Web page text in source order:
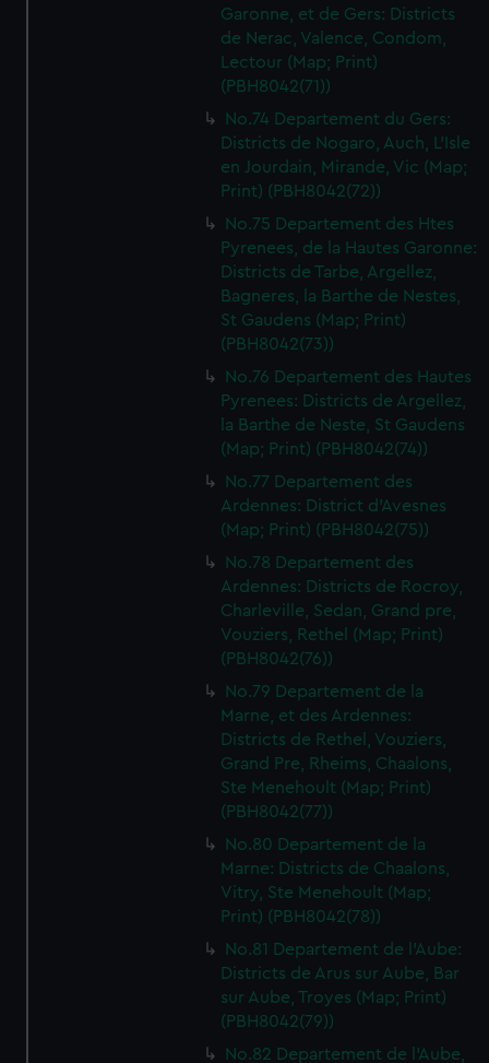
Garonne, et de Gers: Districts
de Nerac, Valence, Condom,
Lectour (Map; Print)
(PBH8042(71))
No.74 Departement du Gers:
Districts de Nogaro, Auch, L'Isle
en Jourdain, Mirande, Vic (Map;
Print) (PBH8042(72))
No.75 Departement des Htes
Pyrenees, de la Hautes Garonne:
Districts de Tarbe, Argellez,
Bagneres, la Barthe de Nestes,
St Gaudens (Map; Print)
(PBH8042(73))
No.76 Departement des Hautes
Pyrenees: Districts de Argellez,
la Barthe de Neste, St Gaudens
(Map; Print) (PBH8042(74))
No.77 Departement des
Ardennes: District d'Avesnes
(Map; Print) (PBH8042(75))
No.78 Departement des
Ardennes: Districts de Rocroy,
Charleville, Sedan, Grand pre,
Vouziers, Rethel (Map; Print)
(PBH8042(76))
No.79 Departement de la
Marne, et des Ardennes:
Districts de Rethel, Vouziers,
Grand Pre, Rheims, Chaalons,
Ste Menehoult (Map; Print)
(PBH8042(77))
No.80 Departement de la
Marne: Districts de Chaalons,
Vitry, Ste Menehoult (Map;
Print) (PBH8042(78))
No.81 Departement de l'Aube:
Districts de Arus sur Aube, Bar
sur Aube, Troyes (Map; Print)
(PBH8042(79))
No.82 Departement de l'Aube,